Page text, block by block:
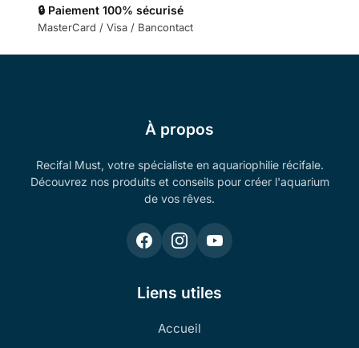
🔒 Paiement 100% sécurisé
MasterCard / Visa / Bancontact
À propos
Recifal Must, votre spécialiste en aquariophilie récifale.
Découvrez nos produits et conseils pour créer l'aquarium
de vos rêves.
Liens utiles
Accueil